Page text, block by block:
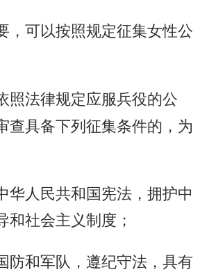
，可以按照规定征集女性公
照法律规定应服兵役的公
查具备下列征集条件的，为
华人民共和国宪法，拥护中
和社会主义制度；
防和军队，遵纪守法，具有